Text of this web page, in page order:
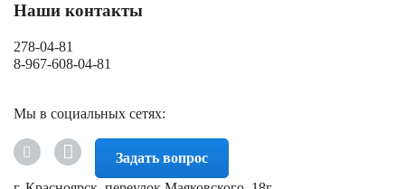
Наши контакты
278-04-81
8-967-608-04-81
Мы в социальных сетях:
Задать вопрос